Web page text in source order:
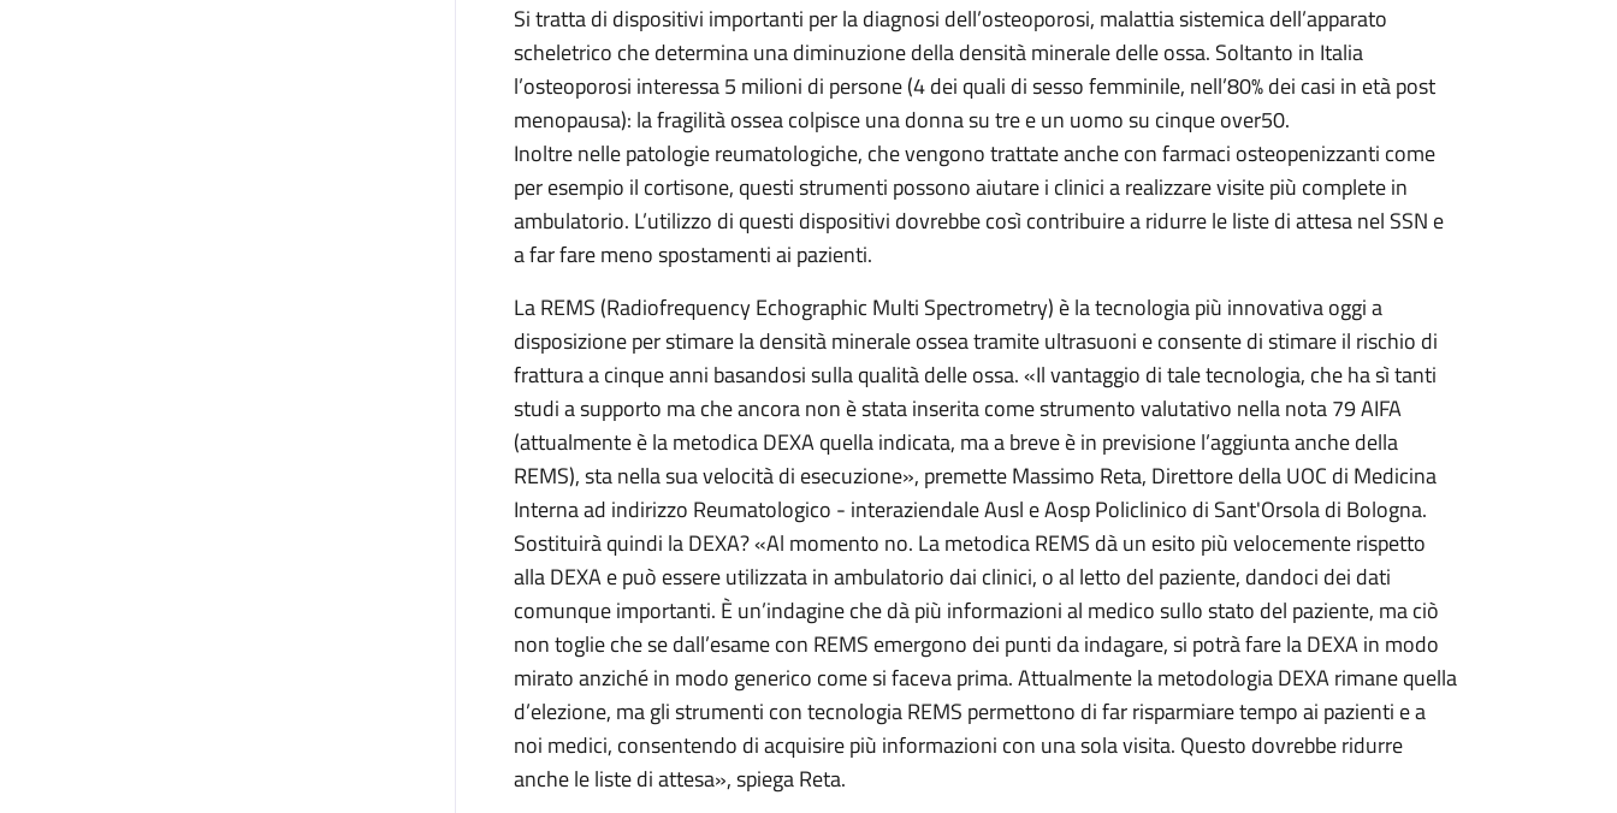
Si tratta di dispositivi importanti per la diagnosi dell’osteoporosi, malattia sistemica dell’apparato
scheletrico che determina una diminuzione della densità minerale delle ossa. Soltanto in Italia
l’osteoporosi interessa 5 milioni di persone (4 dei quali di sesso femminile, nell’80% dei casi in età post
menopausa): la fragilità ossea colpisce una donna su tre e un uomo su cinque over50.
Inoltre nelle patologie reumatologiche, che vengono trattate anche con farmaci osteopenizzanti come
per esempio il cortisone, questi strumenti possono aiutare i clinici a realizzare visite più complete in
ambulatorio. L’utilizzo di questi dispositivi dovrebbe così contribuire a ridurre le liste di attesa nel SSN e
a far fare meno spostamenti ai pazienti.
La REMS (Radiofrequency Echographic Multi Spectrometry) è la tecnologia più innovativa oggi a
disposizione per stimare la densità minerale ossea tramite ultrasuoni e consente di stimare il rischio di
frattura a cinque anni basandosi sulla qualità delle ossa. «Il vantaggio di tale tecnologia, che ha sì tanti
studi a supporto ma che ancora non è stata inserita come strumento valutativo nella nota 79 AIFA
(attualmente è la metodica DEXA quella indicata, ma a breve è in previsione l’aggiunta anche della
REMS), sta nella sua velocità di esecuzione», premette Massimo Reta, Direttore della UOC di Medicina
Interna ad indirizzo Reumatologico - interaziendale Ausl e Aosp Policlinico di Sant'Orsola di Bologna.
Sostituirà quindi la DEXA? «Al momento no. La metodica REMS dà un esito più velocemente rispetto
alla DEXA e può essere utilizzata in ambulatorio dai clinici, o al letto del paziente, dandoci dei dati
comunque importanti. È un’indagine che dà più informazioni al medico sullo stato del paziente, ma ciò
non toglie che se dall’esame con REMS emergono dei punti da indagare, si potrà fare la DEXA in modo
mirato anziché in modo generico come si faceva prima. Attualmente la metodologia DEXA rimane quella
d’elezione, ma gli strumenti con tecnologia REMS permettono di far risparmiare tempo ai pazienti e a
noi medici, consentendo di acquisire più informazioni con una sola visita. Questo dovrebbe ridurre
anche le liste di attesa», spiega Reta.